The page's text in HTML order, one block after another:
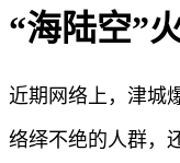
“海陆空”
近期网络上，津城
络绎不绝的人群，